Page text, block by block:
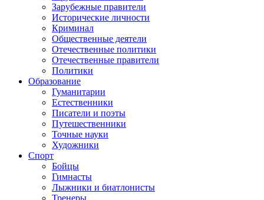
Зарубежные правители
Исторические личности
Криминал
Общественные деятели
Отечественные политики
Отечественные правители
Политики
Образование
Гуманитарии
Естественники
Писатели и поэты
Путешественники
Точные науки
Художники
Спорт
Бойцы
Гимнасты
Лыжники и биатлонисты
Тренеры